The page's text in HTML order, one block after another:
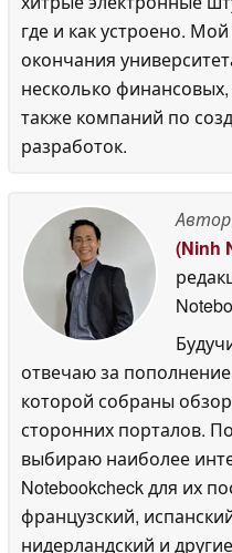
где и как устроено.
окончания
несколько
также компаний по
разработок.
Автор
(Ninh
отвечаю за
которой собраны
сторонних порталов.
выбираю наиболее
Notebookcheck для их
французский,
нидерландский и